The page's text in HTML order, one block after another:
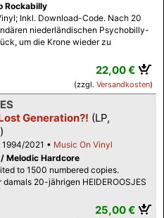
Rockabilly
Inkl. Download-Code. Nach 20
niederländischen Psychobilly-
um die Krone wieder zu
22,00 €
(zzgl. Versandkosten)
Generation?! (LP,
1994/2021
Music On Vinyl
Melodic Hardcore
to 1500 numbered copies.
20-jährigen HEIDEROOSJES
25,00 €